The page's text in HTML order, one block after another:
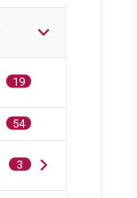
19
54
3